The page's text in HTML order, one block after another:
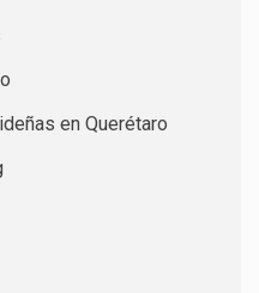
en Querétaro